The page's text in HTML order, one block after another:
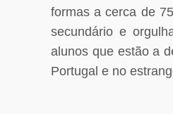
formas a cerca de
secundário e
alunos que estão a
Portugal e no